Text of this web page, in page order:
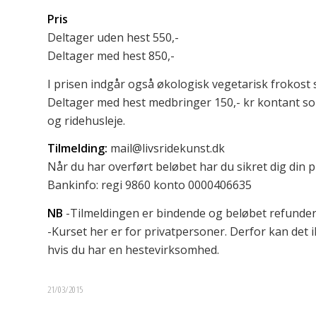
Pris
Deltager uden hest 550,-
Deltager med hest 850,-
I prisen indgår også økologisk vegetarisk frokost
Deltager med hest medbringer 150,- kr kontant
og ridehusleje.
Tilmelding: mail@livsridekunst.dk
Når du har overført beløbet har du sikret dig din
Bankinfo: regi 9860 konto 0000406635
NB -Tilmeldingen er bindende og beløbet
-Kurset her er for privatpersoner. Derfor kan det
hvis du har en hestevirksomhed.
21/03/2015